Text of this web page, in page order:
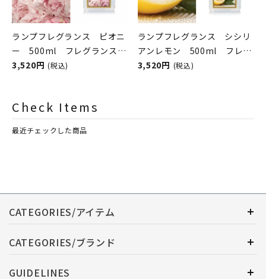
ランプフレグランス ピオニ
ー 500ml フレグランスラ
ンプ用オイル
3,520円 (税込)
ランプフレグランス シシリ
アンレモン 500ml フレグ
ランスランプ用オイル
3,520円 (税込)
Check Items
最近チェックした商品
CATEGORIES/アイテム
CATEGORIES/ブランド
GUIDELINES